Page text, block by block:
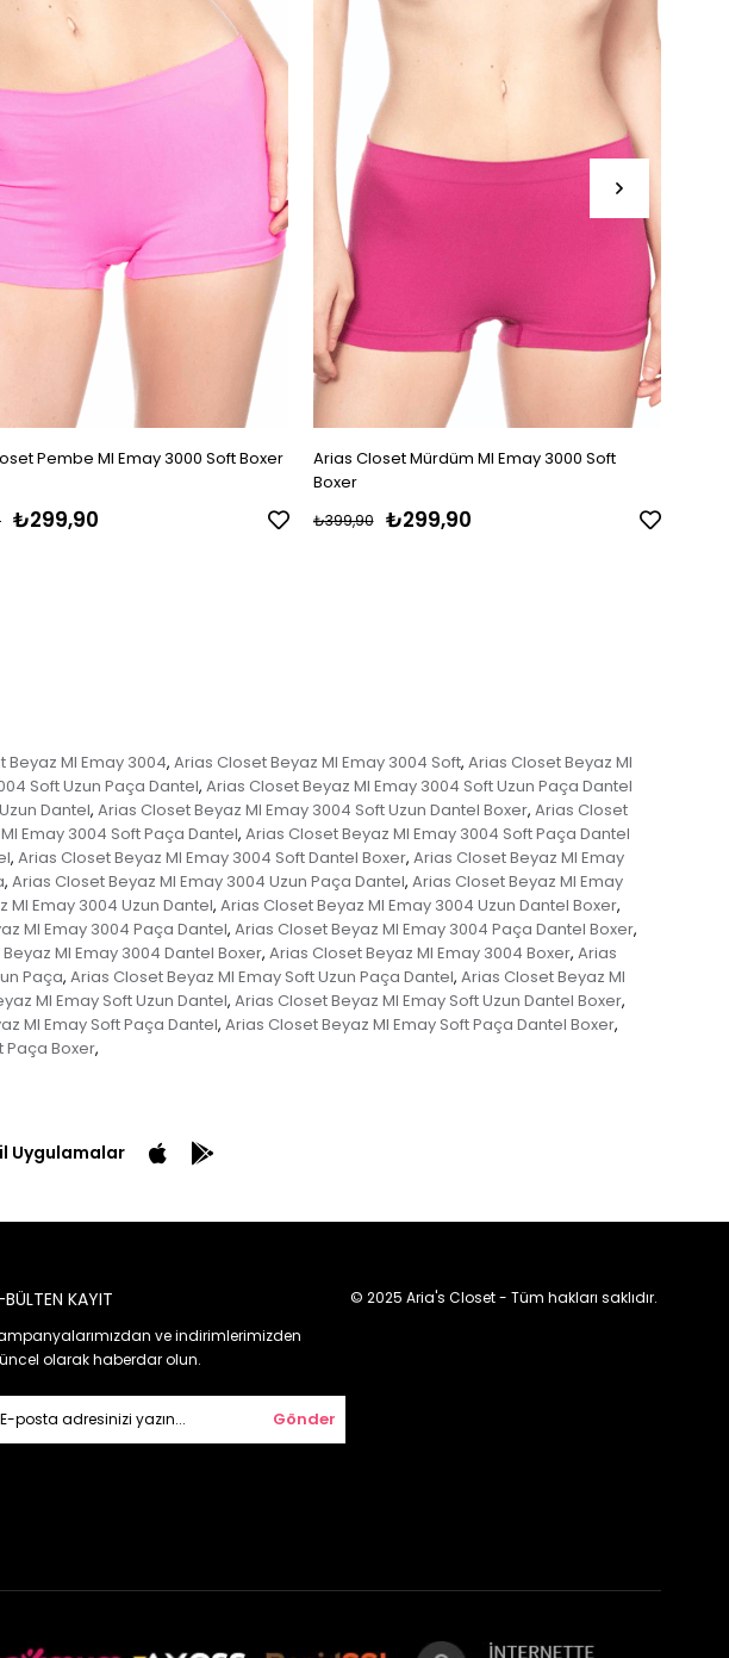
Pembe MI Emay 3000 Soft Boxer
₺299,90
Arias Closet Mürdüm MI Emay 3000 Soft
Boxer
₺299,90
₺399,90
Beyaz MI Emay 3004, Arias Closet Beyaz MI Emay 3004 Soft, Arias Closet Beyaz MI
Soft Uzun Paça Dantel, Arias Closet Beyaz MI Emay 3004 Soft Uzun Paça Dantel
Dantel, Arias Closet Beyaz MI Emay 3004 Soft Uzun Dantel Boxer, Arias Closet
Emay 3004 Soft Paça Dantel, Arias Closet Beyaz MI Emay 3004 Soft Paça Dantel
, Arias Closet Beyaz MI Emay 3004 Soft Dantel Boxer, Arias Closet Beyaz MI Emay
, Arias Closet Beyaz MI Emay 3004 Uzun Paça Dantel, Arias Closet Beyaz MI Emay
MI Emay 3004 Uzun Dantel, Arias Closet Beyaz MI Emay 3004 Uzun Dantel Boxer,
MI Emay 3004 Paça Dantel, Arias Closet Beyaz MI Emay 3004 Paça Dantel Boxer,
MI Emay 3004 Dantel Boxer, Arias Closet Beyaz MI Emay 3004 Boxer, Arias
Paça, Arias Closet Beyaz MI Emay Soft Uzun Paça Dantel, Arias Closet Beyaz MI
MI Emay Soft Uzun Dantel, Arias Closet Beyaz MI Emay Soft Uzun Dantel Boxer,
MI Emay Soft Paça Dantel, Arias Closet Beyaz MI Emay Soft Paça Dantel Boxer,
Paça Boxer,
Uygulamalar
KAYIT
ve indirimlerimizden
olarak haberdar olun.
Gönder
© 2025 Aria's Closet - Tüm hakları saklıdır.